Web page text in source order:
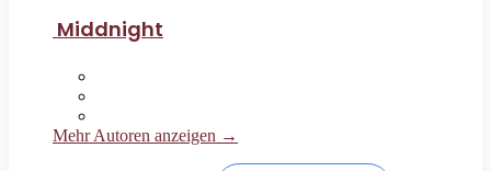
Middnight
Mehr Autoren anzeigen →